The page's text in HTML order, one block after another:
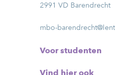
2991 VD Barendrecht
mbo-
Voor studenten
Vind hier ook